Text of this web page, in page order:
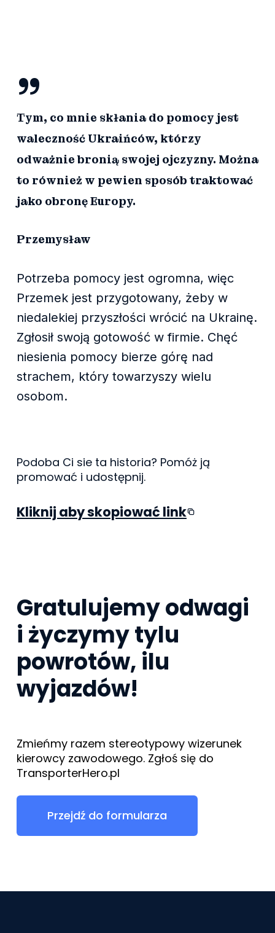
”
Tym, co mnie skłania do pomocy jest
waleczność Ukraińców, którzy
odważnie bronią swojej ojczyzny. Można
to również w pewien sposób traktować
jako obronę Europy.
Przemysław
Potrzeba pomocy jest ogromna, więc
Przemek jest przygotowany, żeby w
niedalekiej przyszłości wrócić na Ukrainę.
Zgłosił swoją gotowość w firmie. Chęć
niesienia pomocy bierze górę nad
strachem, który towarzyszy wielu
osobom.
Podoba Ci sie ta historia? Pomóż ją
promować i udostępnij.
Kliknij aby skopiować link
Gratulujemy odwagi
i życzymy tylu
powrotów, ilu
wyjazdów!
Zmieńmy razem stereotypowy wizerunek
kierowcy zawodowego. Zgłoś się do
TransporterHero.pl
Przejdź do formularza